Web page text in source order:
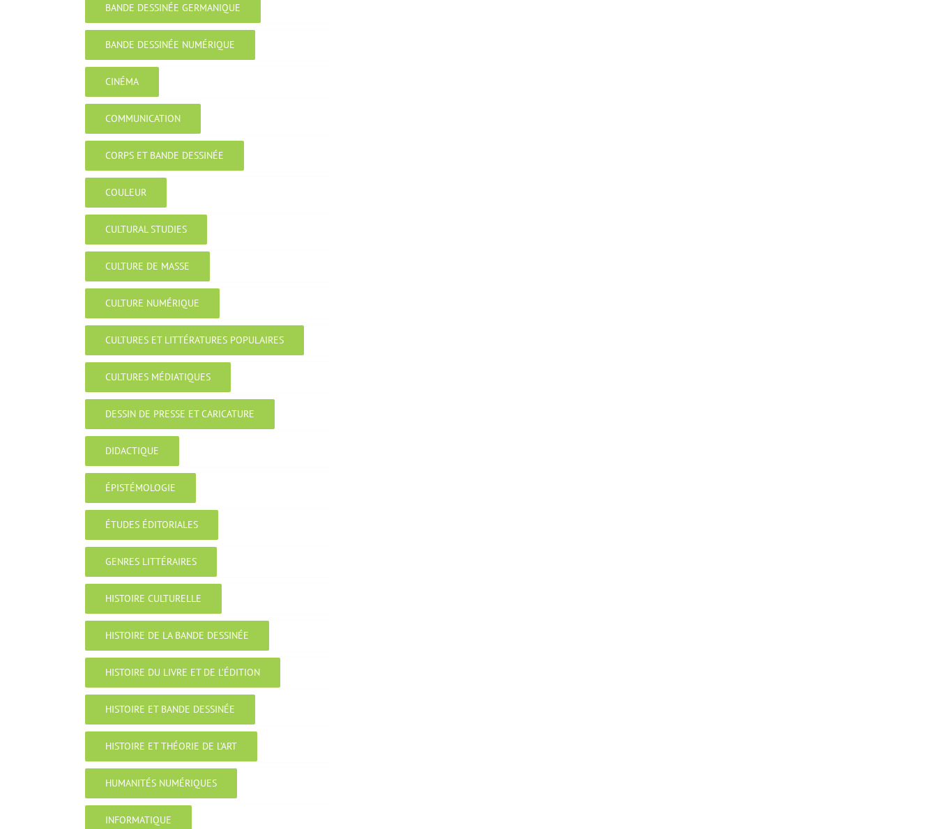
BANDE DESSINÉE GERMANIQUE
BANDE DESSINÉE NUMÉRIQUE
CINÉMA
COMMUNICATION
CORPS ET BANDE DESSINÉE
COULEUR
CULTURAL STUDIES
CULTURE DE MASSE
CULTURE NUMÉRIQUE
CULTURES ET LITTÉRATURES POPULAIRES
CULTURES MÉDIATIQUES
DESSIN DE PRESSE ET CARICATURE
DIDACTIQUE
ÉPISTÉMOLOGIE
ÉTUDES ÉDITORIALES
GENRES LITTÉRAIRES
HISTOIRE CULTURELLE
HISTOIRE DE LA BANDE DESSINÉE
HISTOIRE DU LIVRE ET DE L’ÉDITION
HISTOIRE ET BANDE DESSINÉE
HISTOIRE ET THÉORIE DE L’ART
HUMANITÉS NUMÉRIQUES
INFORMATIQUE